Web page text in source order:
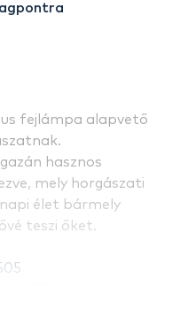
fejlámpa alapvető
hasznos
mely horgászati
élet bármely
teszi őket.